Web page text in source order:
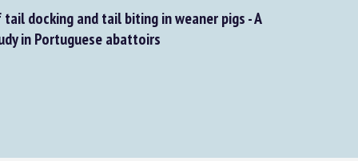
docking and tail biting in weaner pigs - A
in Portuguese abattoirs